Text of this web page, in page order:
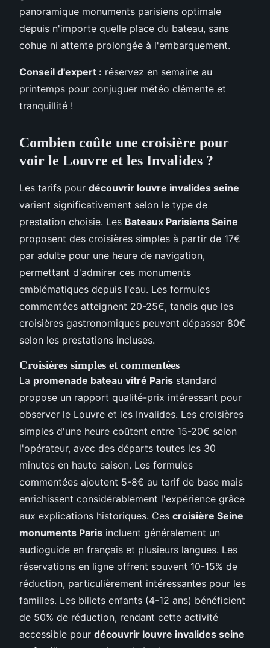
panoramique monuments parisiens optimale
depuis n'importe quelle place du bateau, sans
cohue ni attente prolongée à l'embarquement.
Conseil d'expert : réservez en semaine au
printemps pour conjuguer météo clémente et
tranquillité !
Combien coûte une croisière pour
voir le Louvre et les Invalides ?
Les tarifs pour découvrir louvre invalides seine
varient significativement selon le type de
prestation choisie. Les Bateaux Parisiens Seine
proposent des croisières simples à partir de 17€
par adulte pour une heure de navigation,
permettant d'admirer ces monuments
emblématiques depuis l'eau. Les formules
commentées atteignent 20-25€, tandis que les
croisières gastronomiques peuvent dépasser 80€
selon les prestations incluses.
Croisières simples et commentées
La promenade bateau vitré Paris standard
propose un rapport qualité-prix intéressant pour
observer le Louvre et les Invalides. Les croisières
simples d'une heure coûtent entre 15-20€ selon
l'opérateur, avec des départs toutes les 30
minutes en haute saison. Les formules
commentées ajoutent 5-8€ au tarif de base mais
enrichissent considérablement l'expérience grâce
aux explications historiques. Ces croisière Seine
monuments Paris incluent généralement un
audioguide en français et plusieurs langues. Les
réservations en ligne offrent souvent 10-15% de
réduction, particulièrement intéressantes pour les
familles. Les billets enfants (4-12 ans) bénéficient
de 50% de réduction, rendant cette activité
accessible pour découvrir louvre invalides seine